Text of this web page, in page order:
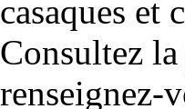
casaques et
Consultez
renseignez-